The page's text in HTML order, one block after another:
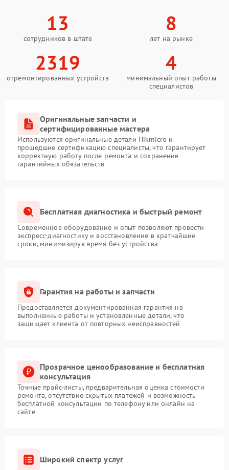
13
сотрудников в штате
8
лет на рынке
2319
отремонтированных устройств
4
минимальный опыт работы
специалистов
Оригинальные запчасти и
сертифицированные мастера
Используются оригинальные детали Hikmicro и
прошедшие сертификацию специалисты, что гарантирует
корректную работу после ремонта и сохранение
гарантийных обязательств
Бесплатная диагностика и быстрый ремонт
Современное оборудование и опыт позволяют провести
экспресс-диагностику и восстановление в кратчайшие
сроки, минимизируя время без устройства
Гарантия на работы и запчасти
Предоставляется документированная гарантия на
выполненные работы и установленные детали, что
защищает клиента от повторных неисправностей
Прозрачное ценообразование и бесплатная
консультация
Точные прайс-листы, предварительная оценка стоимости
ремонта, отсутствие скрытых платежей и возможность
бесплатной консультации по телефону или онлайн на
сайте
Широкий спектр услуг